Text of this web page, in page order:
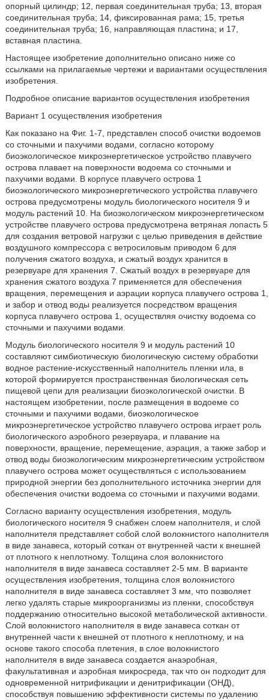
опорный цилиндр; 12, первая соединительная труба; 13, вторая
соединительная труба; 14, фиксированная рама; 15, третья
соединительная труба; 16, направляющая пластина; и 17,
вставная пластина.
Настоящее изобретение дополнительно описано ниже со
ссылками на прилагаемые чертежи и вариантами осуществления
изобретения.
Подробное описание вариантов осуществления изобретения
Вариант 1 осуществления изобретения
Как показано на Фиг. 1-7, представлен способ очистки водоемов
со сточными и пахучими водами, согласно которому
биоэкологическое микроэнергетическое устройство плавучего
острова плавает на поверхности водоема со сточными и
пахучими водами. В корпусе плавучего острова 1
биоэкологического микроэнергетического устройства плавучего
острова предусмотрены модуль биологического носителя 9 и
модуль растений 10. На биоэкологическом микроэнергетическом
устройстве плавучего острова предусмотрена ветряная лопасть 5
для создания ветровой нагрузки с целью приведения в действие
воздушного компрессора с ветросиловым приводом 6 для
получения сжатого воздуха, и сжатый воздух хранится в
резервуаре для хранения 7. Сжатый воздух в резервуаре для
хранения сжатого воздуха 7 применяется для обеспечения
вращения, перемещения и аэрации корпуса плавучего острова 1,
и забор и отвод воды реализуется посредством вращения
корпуса плавучего острова 1, осуществляя очистку водоема со
сточными и пахучими водами.
Модуль биологического носителя 9 и модуль растений 10
составляют симбиотическую биологическую систему обработки
водное растение-искусственный наполнитель пленки ила, в
которой формируется пространственная биологическая сеть
пищевой цепи для реализации биоэкологической очистки. В
настоящем изобретении, после размещения в водоеме со
сточными и пахучими водами, биоэкологическое
микроэнергетическое устройство плавучего острова играет роль
биологического аэробного резервуара, и плавание на
поверхности, вращение, перемещение, аэрация, а также забор и
отвод воды биоэкологическим микроэнергетическим устройством
плавучего острова может осуществляться с использованием
природной энергии без дополнительного источника энергии для
обеспечения очистки водоема со сточными и пахучими водами.
Согласно варианту осуществления изобретения, модуль
биологического носителя 9 снабжен слоем наполнителя, и слой
наполнителя представляет собой слой волокнистого наполнителя
в виде занавеса, который соткан от внутренней части к внешней
от плотного к неплотному. Толщина слоя волокнистого
наполнителя в виде занавеса составляет 2-5 мм. В варианте
осуществления изобретения, толщина слоя волокнистого
наполнителя в виде занавеса составляет 3 мм, что позволяет
легко удалять старые микроорганизмы из пленки, способствуя
поддержанию относительно высокой метаболической активности.
Слой волокнистого наполнителя в виде занавеса соткан от
внутренней части к внешней от плотного к неплотному, и на
основе такого способа плетения, в слое волокнистого
наполнителя в виде занавеса создается анаэробная,
факультативная и аэробная микросреда, так что он подходит для
одновременной нитрификации и денитрификации (ОНД),
способствуя повышению эффективности системы по удалению